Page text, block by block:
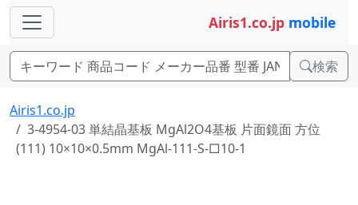
Airis1.co.jp mobile
検索
Airis1.co.jp
3-4954-03 単結晶基板 MgAl2O4基板 片面鏡面 方位
(111) 10×10×0.5mm MgAl-111-S-□10-1